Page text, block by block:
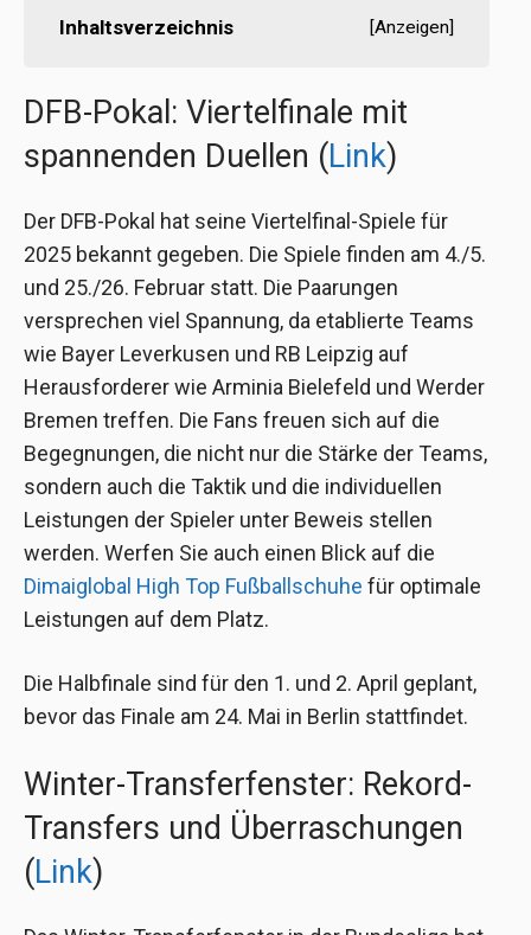
Inhaltsverzeichnis [Anzeigen
DFB-Pokal: Viertelfinale mit
spannenden Duellen (Link)
Der DFB-Pokal hat seine Viertelfinal-Spiele für
2025 bekannt gegeben. Die Spiele finden am 4./5.
und 25./26. Februar statt. Die Paarungen
versprechen viel Spannung, da etablierte Teams
wie Bayer Leverkusen und RB Leipzig auf
Herausforderer wie Arminia Bielefeld und Werder
Bremen treffen. Die Fans freuen sich auf die
Begegnungen, die nicht nur die Stärke der Teams,
sondern auch die Taktik und die individuellen
Leistungen der Spieler unter Beweis stellen
werden. Werfen Sie auch einen Blick auf die
Dimaiglobal High Top Fußballschuhe für optimale
Leistungen auf dem Platz.
Die Halbfinale sind für den 1. und 2. April geplant,
bevor das Finale am 24. Mai in Berlin stattfindet.
Winter-Transferfenster: Rekord-
Transfers und Überraschungen
(Link)